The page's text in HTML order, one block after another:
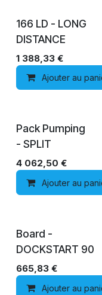
Précommande
166 LD - LONG
DISTANCE
1 388,33 €
Ajouter au
Pack Pumping
- SPLIT
4 062,50 €
Ajouter au
Board -
DOCKSTART 90
665,83 €
Ajouter au